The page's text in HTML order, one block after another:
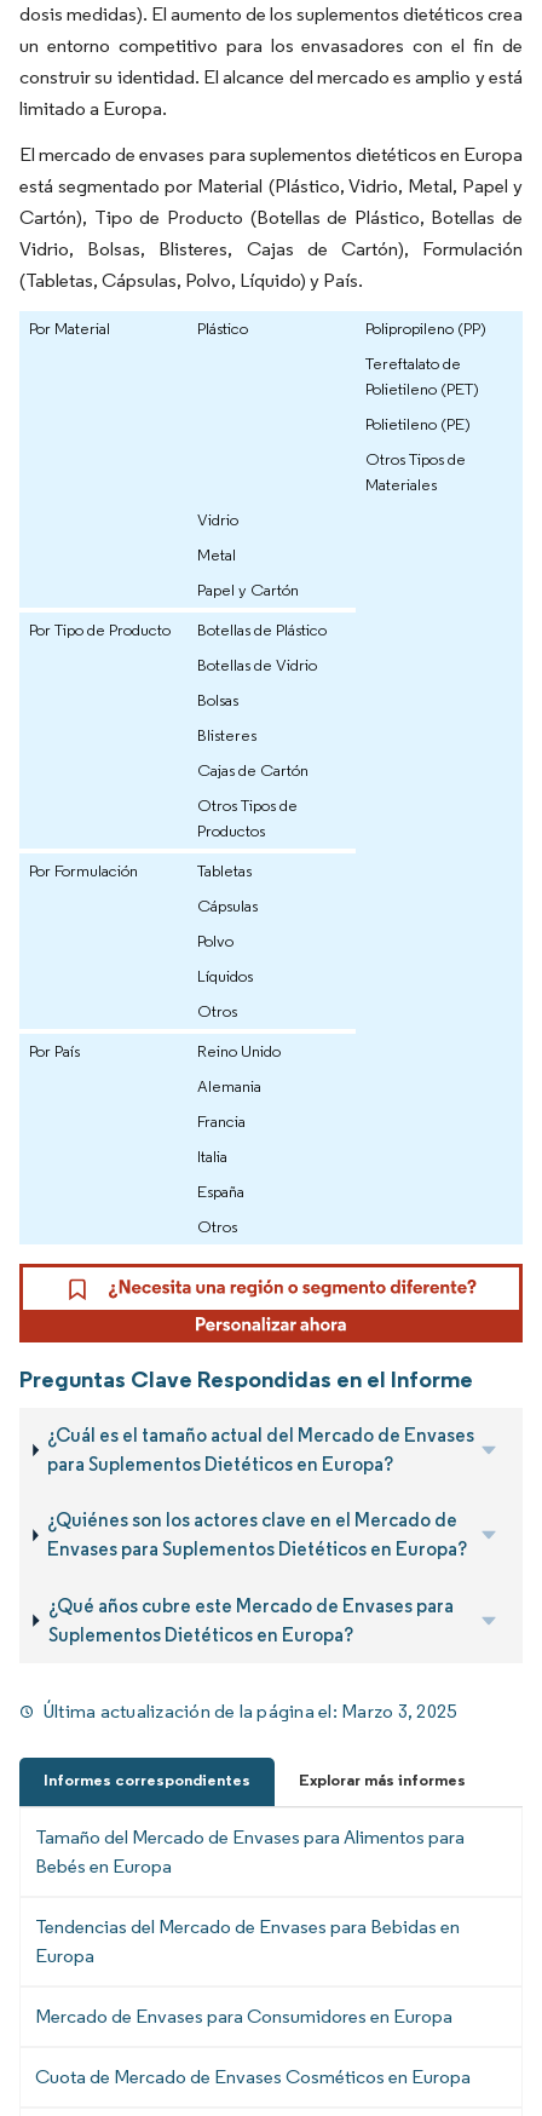
dosis medidas). El aumento de los suplementos dietéticos crea
un entorno competitivo para los envasadores con el fin de
construir su identidad. El alcance del mercado es amplio y está
limitado a Europa.
El mercado de envases para suplementos dietéticos en Europa
está segmentado por Material (Plástico, Vidrio, Metal, Papel y
Cartón), Tipo de Producto (Botellas de Plástico, Botellas de
Vidrio, Bolsas, Blisteres, Cajas de Cartón), Formulación
(Tabletas, Cápsulas, Polvo, Líquido) y País.
Por Material Plástico
Polipropileno (PP)
Tereftalato de
Polietileno (PET)
Polietileno (PE)
Otros Tipos de
Materiales
Vidrio
Metal
Papel y Cartón
Por Tipo de Producto
Botellas de Plástico
Botellas de Vidrio
Bolsas
Blisteres
Cajas de Cartón
Otros Tipos de
Productos
Por Formulación
Tabletas
Cápsulas
Polvo
Líquidos
Otros
Por País
Reino Unido
Alemania
Francia
Italia
España
Otros
Preguntas Clave Respondidas en el Informe
¿Cuál es el tamaño actual del Mercado de Envases
para Suplementos Dietéticos en Europa?
¿Quiénes son los actores clave en el Mercado de
Envases para Suplementos Dietéticos en Europa?
¿Qué años cubre este Mercado de Envases para
Suplementos Dietéticos en Europa?
Última actualización de la página el: Marzo 3, 2025
Informes correspondientes Explorar más informes
Tamaño del Mercado de Envases para Alimentos para
Bebés en Europa
Tendencias del Mercado de Envases para Bebidas en
Europa
Mercado de Envases para Consumidores en Europa
Cuota de Mercado de Envases Cosméticos en Europa